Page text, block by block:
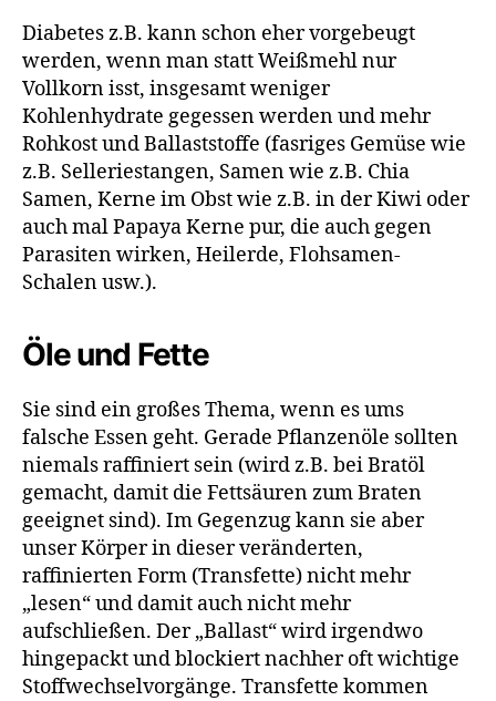
Diabetes z.B. kann schon eher vorgebeugt
werden, wenn man statt Weißmehl nur
Vollkorn isst, insgesamt weniger
Kohlenhydrate gegessen werden und mehr
Rohkost und Ballaststoffe (fasriges Gemüse wie
z.B. Selleriestangen, Samen wie z.B. Chia
Samen, Kerne im Obst wie z.B. in der Kiwi oder
auch mal Papaya Kerne pur, die auch gegen
Parasiten wirken, Heilerde, Flohsamen-
Schalen usw.).
Öle und Fette
Sie sind ein großes Thema, wenn es ums
falsche Essen geht. Gerade Pflanzenöle sollten
niemals raffiniert sein (wird z.B. bei Bratöl
gemacht, damit die Fettsäuren zum Braten
geeignet sind). Im Gegenzug kann sie aber
unser Körper in dieser veränderten,
raffinierten Form (Transfette) nicht mehr
„lesen“ und damit auch nicht mehr
aufschließen. Der „Ballast“ wird irgendwo
hingepackt und blockiert nachher oft wichtige
Stoffwechselvorgänge. Transfette kommen